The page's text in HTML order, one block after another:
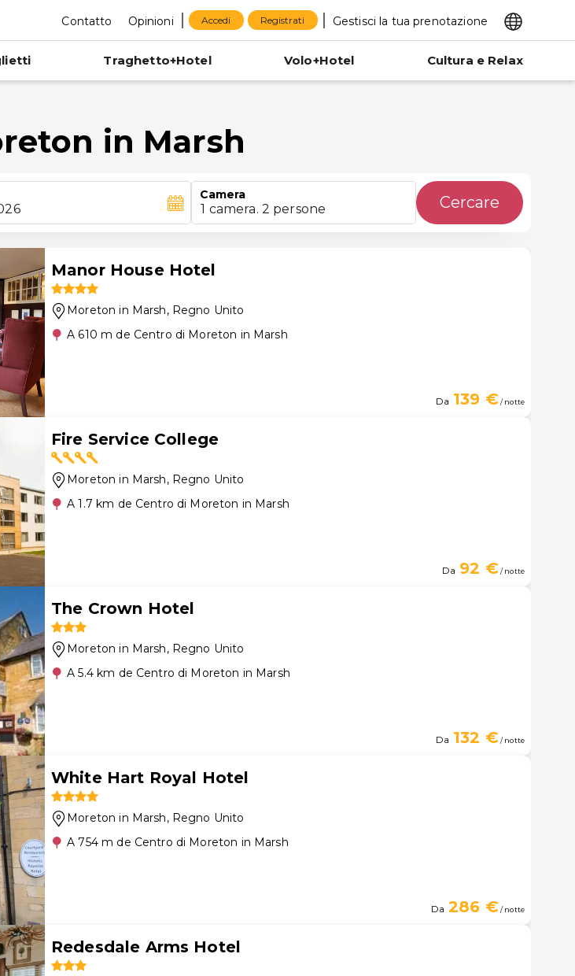
Contatto Opinioni Accedi Registrati Gestisci la tua prenotazione
Traghetto+Hotel Volo+Hotel Cultura e Relax
in Marsh
Camera
1 camera. 2 persone Cercare
Manor House Hotel
Moreton in Marsh, Regno Unito
A 610 m de Centro di Moreton in Marsh
Da 139 €/ notte
Fire Service College
Moreton in Marsh, Regno Unito
A 1.7 km de Centro di Moreton in Marsh
Da 92 €/ notte
The Crown Hotel
Moreton in Marsh, Regno Unito
A 5.4 km de Centro di Moreton in Marsh
Da 132 €/ notte
White Hart Royal Hotel
Moreton in Marsh, Regno Unito
A 754 m de Centro di Moreton in Marsh
Da 286 €/ notte
Redesdale Arms Hotel